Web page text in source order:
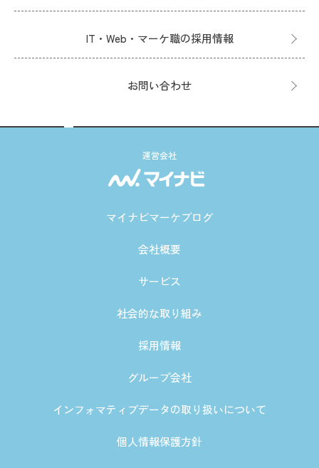
IT・Web・マーケ職の採用情報
お問い合わせ
運営会社
マイナビマーケブログ
会社概要
サービス
社会的な取り組み
採用情報
グループ会社
インフォマティブデータの取り扱いについて
個人情報保護方針